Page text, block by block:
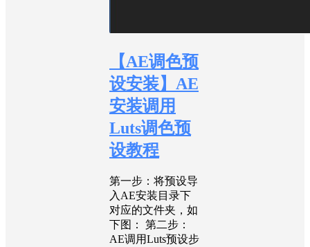
【AE调色预
设安装】AE
安装调用
Luts调色预
设教程
第一步：将预设导
入AE安装目录下
对应的文件夹，如
下图： 第二步：
AE调用Luts预设步